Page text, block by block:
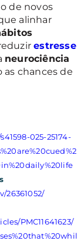
de novos
alinhar
estresse
neurociência
chances de
025-25174-
PMC11641623/